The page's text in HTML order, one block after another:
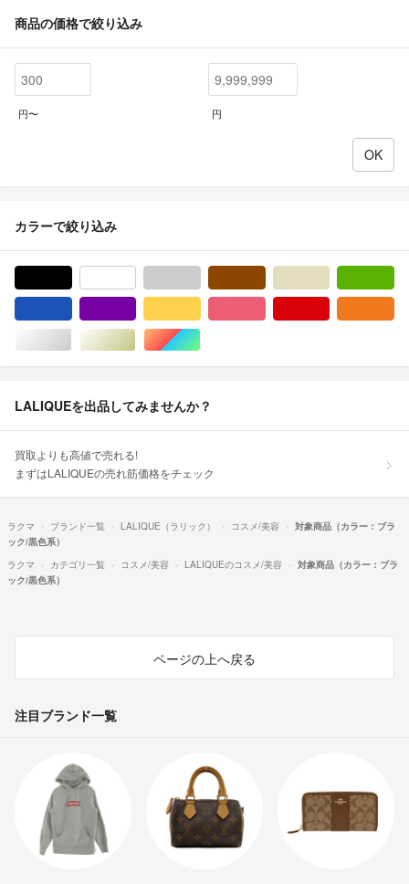
商品の価格で絞り込み
円〜 円
カラーで絞り込み
シルバー/銀色系ゴールド/金色系マルチカラー
LALIQUEを出品してみませんか？
買取よりも高値で売れる!
まずはLALIQUEの売れ筋価格をチェック
ラクマ ブランド一覧 LALIQUE（ラリック） コスメ/美容
対象商品（カラー：ブラ
ック/黒色系）
ラクマ
カテゴリ一覧 コスメ/美容 LALIQUEのコスメ/美容
対象商品（カラー：ブラ
ック/黒色系）
ページの上へ戻る
注目ブランド一覧